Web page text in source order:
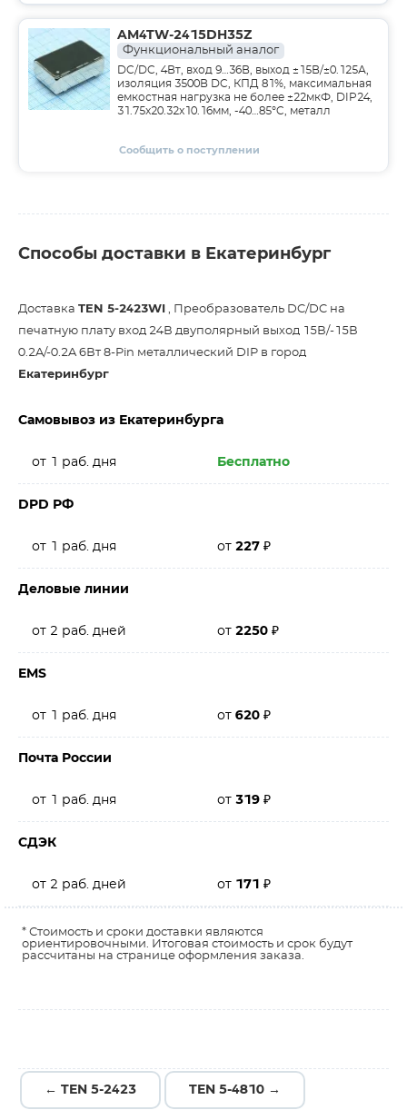
AM4TW-2415DH35Z
Функциональный аналог
DC/DC, 4Вт, вход 9…36В, выход ±15В/±0.125А,
изоляция 3500В DC, КПД 81%, максимальная
емкостная нагрузка не более ±22мкФ, DIP24,
31.75x20.32x10.16мм, -40…85°C, металл
Сообщить о поступлении
Способы доставки в Екатеринбург
Доставка TEN 5-2423WI , Преобразователь DC/DC на
печатную плату вход 24В двуполярный выход 15В/-15В
0.2A/-0.2A 6Вт 8-Pin металлический DIP в город
Екатеринбург
Самовывоз из Екатеринбурга
от 1 раб. дня Бесплатно
DPD РФ
от 1 раб. дня от 227 ₽
Деловые линии
от 2 раб. дней от 2250 ₽
EMS
от 1 раб. дня от 620 ₽
Почта России
от 1 раб. дня от 319 ₽
СДЭК
от 2 раб. дней от 171 ₽
* Стоимость и сроки доставки являются
ориентировочными. Итоговая стоимость и срок будут
рассчитаны на странице оформления заказа.
← TEN 5-2423 TEN 5-4810 →